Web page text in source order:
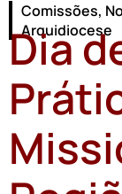
Comissões,
Arquidiocese
Dia